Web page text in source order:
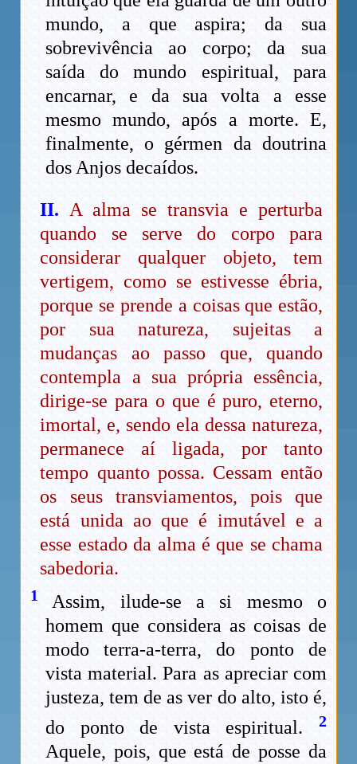
mundo, a que aspira; da sua
sobrevivência ao corpo; da sua
saída do mundo espiritual, para
encarnar, e da sua volta a esse
mesmo mundo, após a morte. E,
finalmente, o gérmen da doutrina
dos Anjos decaídos.
II. A alma se transvia e perturba
quando se serve do corpo para
considerar qualquer objeto, tem
vertigem, como se estivesse ébria,
porque se prende a coisas que estão,
por sua natureza, sujeitas a
mudanças ao passo que, quando
contempla a sua própria essência,
dirige-se para o que é puro, eterno,
imortal, e, sendo ela dessa natureza,
permanece aí ligada, por tanto
tempo quanto possa. Cessam então
os seus transviamentos, pois que
está unida ao que é imutável e a
esse estado da alma é que se chama
sabedoria.
1
Assim, ilude-se a si mesmo o
homem que considera as coisas de
modo terra-a-terra, do ponto de
vista material. Para as apreciar com
justeza, tem de as ver do alto, isto é,
do ponto de vista espiritual. 2
Aquele, pois, que está de posse da